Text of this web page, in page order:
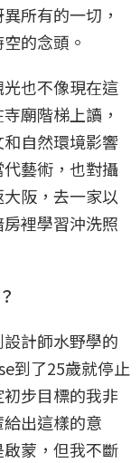
所有的一切，
的念頭。
也不像現在這
廟階梯上讀，
自然環境影響
藝術，也對攝
阪，去一家以
裡學習沖洗照
計師水野學的
到了25歲就停止
步目標的我非
出這樣的意
蒙，但我不斷